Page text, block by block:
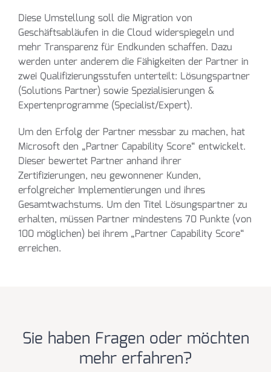
Diese Umstellung soll die Migration von
Geschäftsabläufen in die Cloud widerspiegeln und
mehr Transparenz für Endkunden schaffen. Dazu
werden unter anderem die Fähigkeiten der Partner in
zwei Qualifizierungsstufen unterteilt: Lösungspartner
(Solutions Partner) sowie Spezialisierungen &
Expertenprogramme (Specialist/Expert).
Um den Erfolg der Partner messbar zu machen, hat
Microsoft den „Partner Capability Score“ entwickelt.
Dieser bewertet Partner anhand ihrer
Zertifizierungen, neu gewonnener Kunden,
erfolgreicher Implementierungen und ihres
Gesamtwachstums. Um den Titel Lösungspartner zu
erhalten, müssen Partner mindestens 70 Punkte (von
100 möglichen) bei ihrem „Partner Capability Score“
erreichen.
Sie haben Fragen oder möchten
mehr erfahren?